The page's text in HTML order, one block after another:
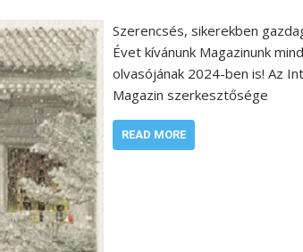
Szerencsés, sikerekben
Évet kívánunk Magazinunk
olvasójának 2024-ben is! Az
Magazin szerkesztősége
READ MORE